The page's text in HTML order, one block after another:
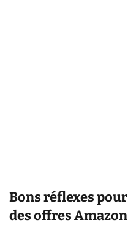
Bons réflexes
des offres Amazon